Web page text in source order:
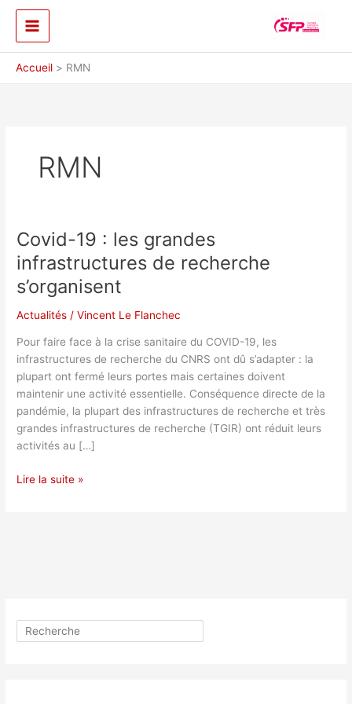
Aller
contenu
Accueil
RMN
RMN
Covid-19 : les grandes
infrastructures de recherche
s’organisent
Actualités /Vincent Le Flanchec
Pour faire face à la crise sanitaire du COVID-19, les
infrastructures de recherche du CNRS ont dû s’adapter : la
plupart ont fermé leurs portes mais certaines doivent
maintenir une activité essentielle. Conséquence directe de la
pandémie, la plupart des infrastructures de recherche et très
grandes infrastructures de recherche (TGIR) ont réduit leurs
activités au […]
Covid-
Lire la suite »
Rechercher